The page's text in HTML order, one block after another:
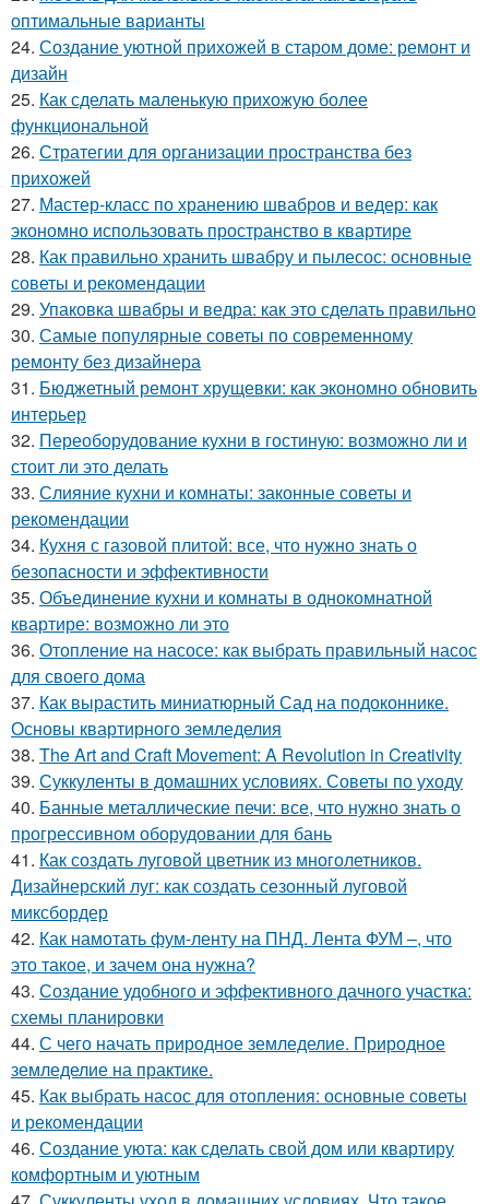
оптимальные варианты
24. Создание уютной прихожей в старом доме: ремонт и
дизайн
25. Как сделать маленькую прихожую более
функциональной
26. Стратегии для организации пространства без
прихожей
27. Мастер-класс по хранению швабров и ведер: как
экономно использовать пространство в квартире
28. Как правильно хранить швабру и пылесос: основные
советы и рекомендации
29. Упаковка швабры и ведра: как это сделать правильно
30. Самые популярные советы по современному
ремонту без дизайнера
31. Бюджетный ремонт хрущевки: как экономно обновить
интерьер
32. Переоборудование кухни в гостиную: возможно ли и
стоит ли это делать
33. Слияние кухни и комнаты: законные советы и
рекомендации
34. Кухня с газовой плитой: все, что нужно знать о
безопасности и эффективности
35. Объединение кухни и комнаты в однокомнатной
квартире: возможно ли это
36. Отопление на насосе: как выбрать правильный насос
для своего дома
37. Как вырастить миниатюрный Сад на подоконнике.
Основы квартирного земледелия
38. The Art and Craft Movement: A Revolution in Creativity
39. Суккуленты в домашних условиях. Советы по уходу
40. Банные металлические печи: все, что нужно знать о
прогрессивном оборудовании для бань
41. Как создать луговой цветник из многолетников.
Дизайнерский луг: как создать сезонный луговой
миксбордер
42. Как намотать фум-ленту на ПНД. Лента ФУМ –, что
это такое, и зачем она нужна?
43. Создание удобного и эффективного дачного участка:
схемы планировки
44. С чего начать природное земледелие. Природное
земледелие на практике.
45. Как выбрать насос для отопления: основные советы
и рекомендации
46. Создание уюта: как сделать свой дом или квартиру
комфортным и уютным